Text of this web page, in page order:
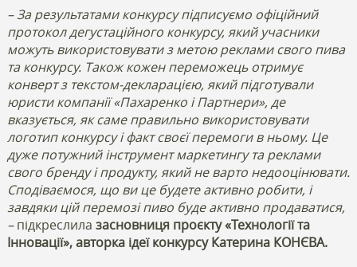
– За результатами конкурсу підписуємо офіційний
протокол дегустаційного конкурсу, який учасники
можуть використовувати з метою реклами свого пива
та конкурсу. Також кожен переможець отримує
конверт з текстом-декларацією, який підготували
юристи компанії «Пахаренко і Партнери», де
вказується, як саме правильно використовувати
логотип конкурсу і факт своєї перемоги в ньому. Це
дуже потужний інструмент маркетингу та реклами
свого бренду і продукту, який не варто недооцінювати.
Сподіваємося, що ви це будете активно робити, і
завдяки цій перемозі пиво буде активно продаватися,
–підкреслила засновниця проєкту «Технології та
Інновації», авторка ідеї конкурсу Катерина КОНЄВА.